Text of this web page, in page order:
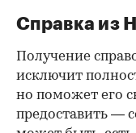
Справка из
Получение
исключит
но поможет его
предоставить —